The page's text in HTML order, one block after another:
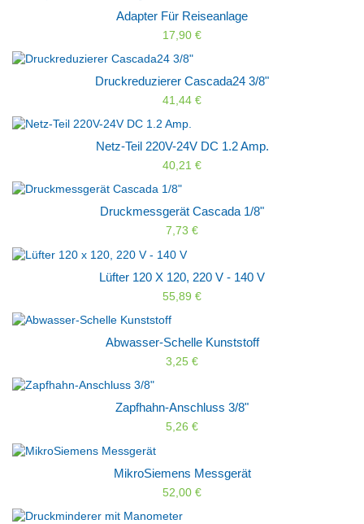
Adapter Für Reiseanlage
17,90 €
Druckreduzierer Cascada24 3/8"
41,44 €
Netz-Teil 220V-24V DC 1.2 Amp.
40,21 €
Druckmessgerät Cascada 1/8"
7,73 €
Lüfter 120 X 120, 220 V - 140 V
55,89 €
Abwasser-Schelle Kunststoff
3,25 €
Zapfhahn-Anschluss 3/8"
5,26 €
MikroSiemens Messgerät
52,00 €